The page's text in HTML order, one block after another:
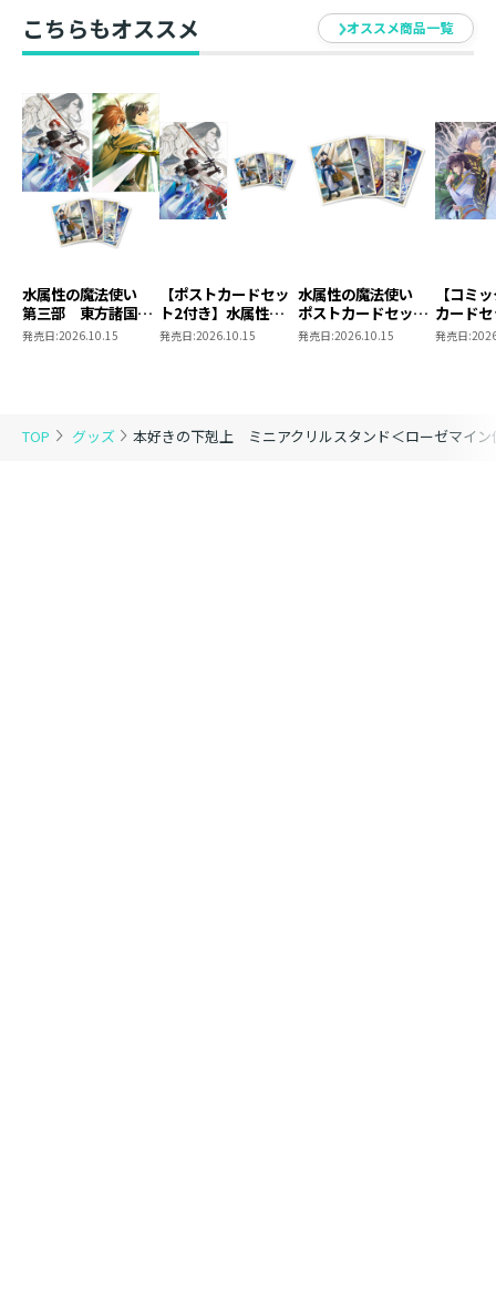
TOP グッズ 本好きの下剋上 ミニアクリルスタンド＜ローゼマイ
ミックス）
アクリルスタンド
（1巻4話）
こちらもオススメ オススメ商品一覧
水属性の魔法使い
第三部 東方諸国編
8 同時発売まとめ
発売日:2026.10.15
【ポストカードセッ
ト2付き】水属性の
魔法使い 第三部
発売日:2026.10.15
水属性の魔法使い
ポストカードセット
2
発売日:2026.10.15
【コミ
カード
き】恋
とに？
＠
発売日: